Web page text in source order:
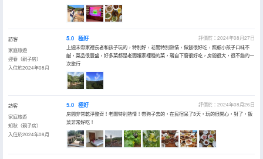
訪客
家庭旅遊
迎春（親子房）
入住於2024年08月
5.0 極好
評價於：2024年08月27日
上週末帶家裡長者和孩子玩的，特別好，老闆特別熱情，做飯很好吃，照顧小孩子口味不
鹹，菜品很豐盛，好多菜都是老闆孃家裡種的菜，親自下廚很好吃，房間很大，很不錯的一
次旅行
訪客
家庭旅遊
知秋（親子房）
入住於2024年08月
5.0 極好
評價於：2024年08月26日
房間非常乾淨整齊！老闆特別熱情！帶狗子去的，在民宿呆了3天，玩的很開心，對了，飯
菜非常好吃！